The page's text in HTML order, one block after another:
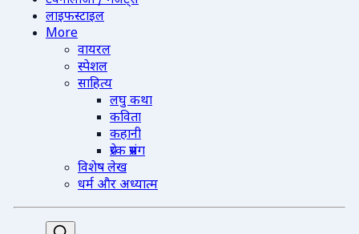
लाइफस्टाइल
More
वायरल
स्पेशल
साहित्य
लघु कथा
कविता
कहानी
प्रेरक प्रसंग
विशेष लेख
धर्म और अध्यात्म